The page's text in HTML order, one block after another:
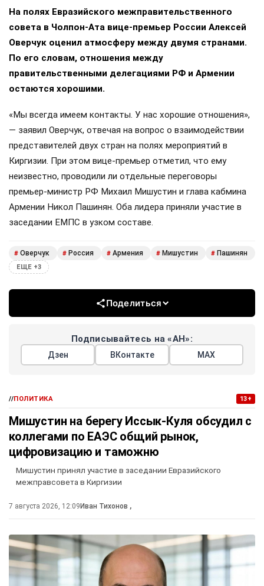
На полях Евразийского межправительственного
совета в Чолпон-Ата вице-премьер России Алексей
Оверчук оценил атмосферу между двумя странами.
По его словам, отношения между
правительственными делегациями РФ и Армении
остаются хорошими.
«Мы всегда имеем контакты. У нас хорошие отношения»,
— заявил Оверчук, отвечая на вопрос о взаимодействии
представителей двух стран на полях мероприятий в
Киргизии. При этом вице-премьер отметил, что ему
неизвестно, проводили ли отдельные переговоры
премьер-министр РФ Михаил Мишустин и глава кабмина
Армении Никол Пашинян. Оба лидера приняли участие в
заседании ЕМПС в узком составе.
# Оверчук # Россия # Армения # Мишустин # Пашинян
ЕЩЕ +3
Поделиться
Подписывайтесь на «АН»:
Дзен ВКонтакте МАХ
//ПОЛИТИКА 13+
Мишустин на берегу Иссык-Куля обсудил с
коллегами по ЕАЭС общий рынок,
цифровизацию и таможню
Мишустин принял участие в заседании Евразийского
межправсовета в Киргизии
7 августа 2026, 12:09 Иван Тихонов ,